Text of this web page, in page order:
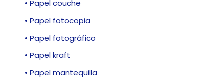
• Papel couche
• Papel fotocopia
• Papel fotográfico
• Papel kraft
• Papel mantequilla